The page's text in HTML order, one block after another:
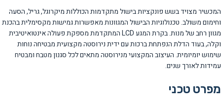
המכשיר מצויד בשש פונקציות בישול מתקדמות הכוללות מיקרוגל, גריל, הסעה
וחימום משולב. טכנולוגיות הבישול המגוונות מאפשרות גמישות מקסימלית בהכנת
מגוון רחב של מנות. בקרת המגע LCD המתקדמת מספקת פעולה אינטואיטיבית
וקלה, בעוד הדלת הנפתחת ברכות עם ידית נירוסטה מקצועית מבטיחה נוחות
שימוש יומיומית. העיצוב המקצועי מנירוסטה מתאים לכל סגנון מטבח ומבטיח
עמידות לאורך שנים.
מפרט טכני